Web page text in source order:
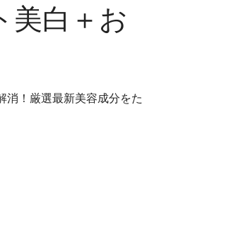
美白＋お
消！厳選最新美容成分をた